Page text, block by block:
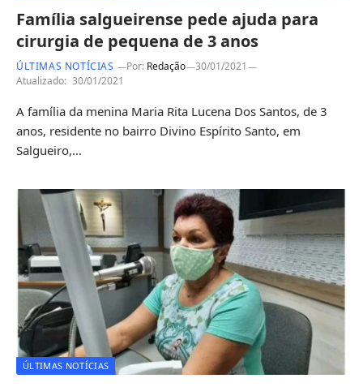
Família salgueirense pede ajuda para
cirurgia de pequena de 3 anos
ÚLTIMAS NOTÍCIAS Por: Redação
30/01/2021
Atualizado: 30/01/2021
A família da menina Maria Rita Lucena Dos Santos, de 3
anos, residente no bairro Divino Espírito Santo, em
Salgueiro,…
ÚLTIMAS NOTÍCIAS